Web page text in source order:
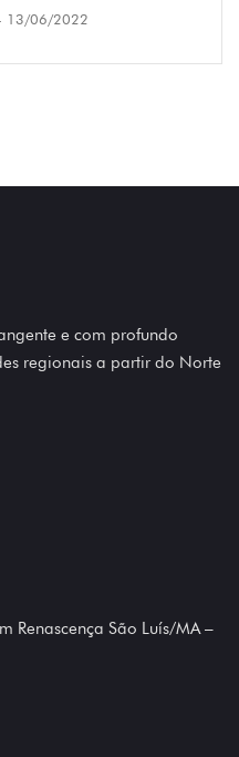
13/06/2022
e com profundo
regionais a partir do Norte
Renascença São Luís/MA –